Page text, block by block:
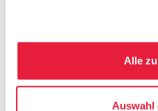
Alle
Auswahl